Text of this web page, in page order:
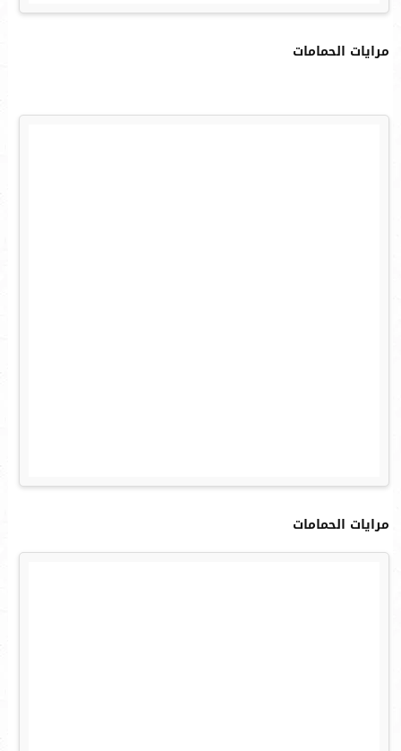
مرايات الحمامات
مرايات الحمامات